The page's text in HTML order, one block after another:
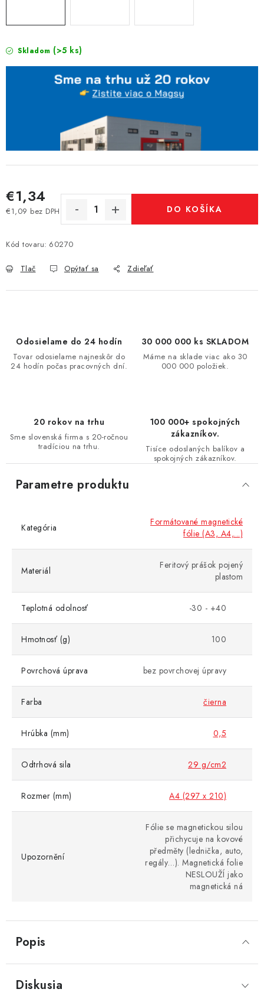
Skladom (>5 ks)
€1,34
€1,09 bez DPH
Jednotková cena:
DO KOŠÍKA
Kód tovaru: 60270
Tlač Opýtať sa Zdieľať
Odosielame do 24 hodín
Tovar odosielame najneskôr do
24 hodín počas pracovných dní.
30 000 000 ks SKLADOM
Máme na sklade viac ako 30
000 000 položiek.
20 rokov na trhu
Sme slovenská firma s 20-ročnou
tradíciou na trhu.
100 000+ spokojných
zákazníkov.
Tisíce odoslaných balíkov a
spokojných zákazníkov.
Popis
Parametre produktu
Kategória
Formátované magnetické
fólie (A3, A4,...)
Materiál
Feritový prášok pojený
plastom
Teplotná odolnosť -30 - +40
Hmotnosť (g) 100
Povrchová úprava bez povrchovej úpravy
Farba čierna
Hrúbka (mm) 0,5
Odtrhová sila 29 g/cm2
Rozmer (mm) A4 (297 x 210)
Upozornění
Fólie se magnetickou silou
přichycuje na kovové
předměty (lednička, auto,
regály…). Magnetická folie
NESLOUŽÍ jako
magnetická ná
Diskusia